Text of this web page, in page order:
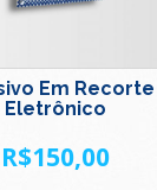
Em Recorte
Eletrônico
R$150,00